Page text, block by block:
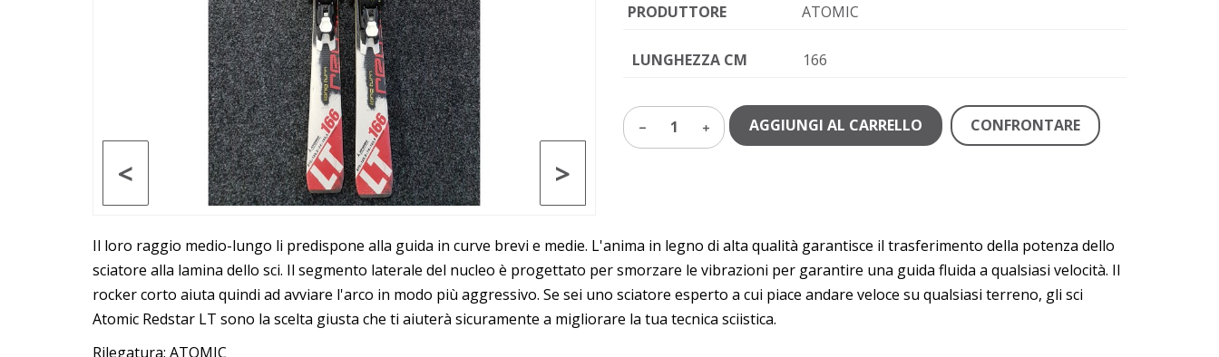
>
<
PRODUTTORE ATOMIC
LUNGHEZZA CM 166
1 AGGIUNGI AL CARRELLO CONFRONTARE
Il loro raggio medio-lungo li predispone alla guida in curve brevi e medie. L'anima in legno di alta qualità garantisce il trasferimento della potenza dello
sciatore alla lamina dello sci. Il segmento laterale del nucleo è progettato per smorzare le vibrazioni per garantire una guida fluida a qualsiasi velocità. Il
rocker corto aiuta quindi ad avviare l'arco in modo più aggressivo. Se sei uno sciatore esperto a cui piace andare veloce su qualsiasi terreno, gli sci
Atomic Redstar LT sono la scelta giusta che ti aiuterà sicuramente a migliorare la tua tecnica sciistica.
Rilegatura: ATOMIC